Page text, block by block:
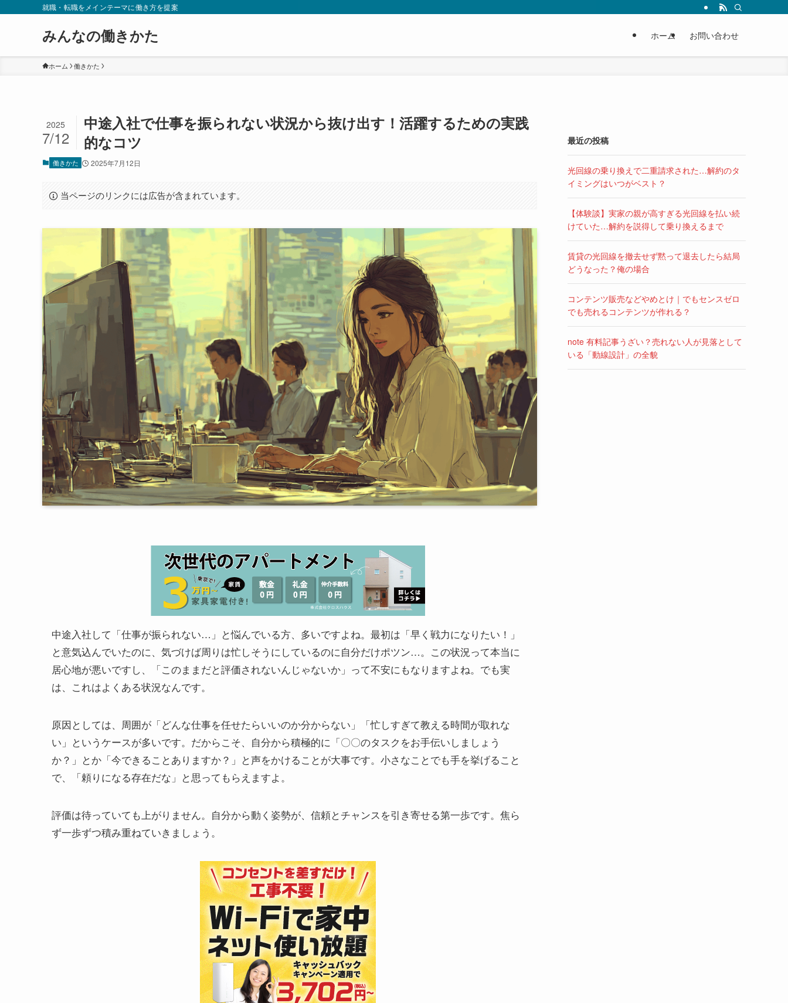
就職・転職をメインテーマに働き方を提案
みんなの働きかた ホーム お問い合わせ
ホーム 働きかた
中途入社で仕事を振られない状況から抜け出す！活躍するための実践
的なコツ
2025
7/12
働きかた 2025年7月12日
当ページのリンクには広告が含まれています。
中途入社して「仕事が振られない…」と悩んでいる方、多いですよね。最初は「早く戦力になりたい！」
と意気込んでいたのに、気づけば周りは忙しそうにしているのに自分だけポツン…。この状況って本当に
居心地が悪いですし、「このままだと評価されないんじゃないか」って不安にもなりますよね。でも実
は、これはよくある状況なんです。
原因としては、周囲が「どんな仕事を任せたらいいのか分からない」「忙しすぎて教える時間が取れな
い」というケースが多いです。だからこそ、自分から積極的に「〇〇のタスクをお手伝いしましょう
か？」とか「今できることありますか？」と声をかけることが大事です。小さなことでも手を挙げること
で、「頼りになる存在だな」と思ってもらえますよ。
評価は待っていても上がりません。自分から動く姿勢が、信頼とチャンスを引き寄せる第一歩です。焦ら
ず一歩ずつ積み重ねていきましょう。
最近の投稿
光回線の乗り換えで二重請求された…解約のタ
イミングはいつがベスト？
【体験談】実家の親が高すぎる光回線を払い続
けていた…解約を説得して乗り換えるまで
賃貸の光回線を撤去せず黙って退去したら結局
どうなった？俺の場合
コンテンツ販売などやめとけ｜でもセンスゼロ
でも売れるコンテンツが作れる？
note 有料記事うざい？売れない人が見落として
いる「動線設計」の全貌